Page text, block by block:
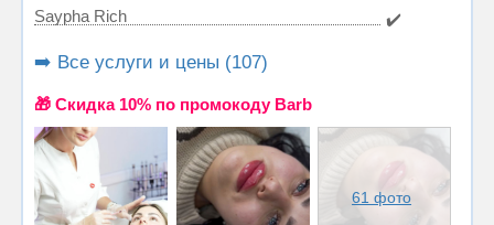
Saypha Rich ✔️
➡️ Все услуги и цены (107)
🎁 Cкидка 10% по промокоду Barb
61 фото